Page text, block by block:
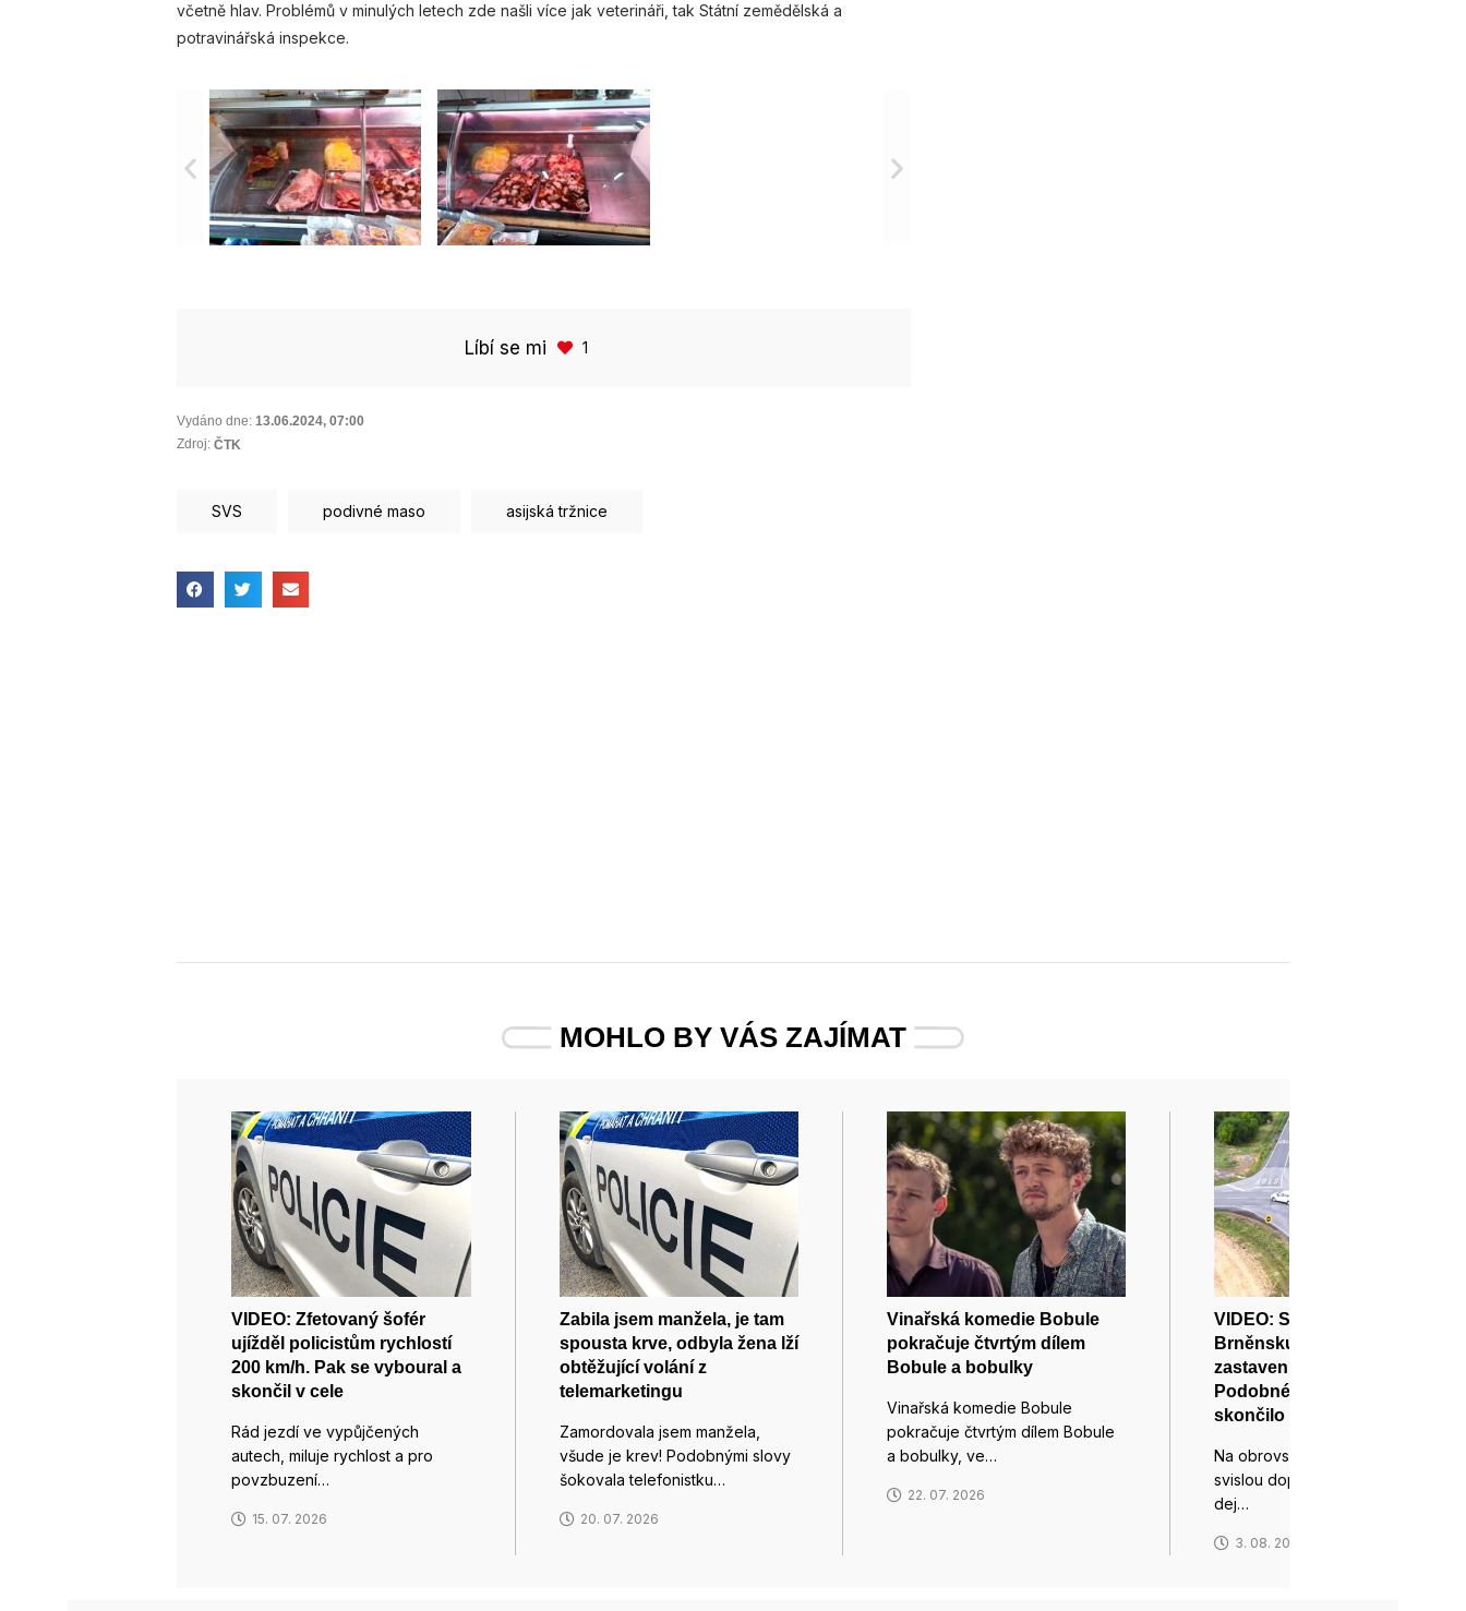
včetně hlav. Problémů v minulých letech zde našli více jak veterináři, tak Státní zemědělská a
potravinářská inspekce.
Líbí se mi 1
Vydáno dne: 13.06.2024, 07:00
Zdroj: ČTK
SVS podivné maso asijská tržnice
MOHLO BY VÁS ZAJÍMAT
VIDEO: Zfetovaný šofér
ujížděl policistům rychlostí
200 km/h. Pak se vyboural a
skončil v cele
Rád jezdí ve vypůjčených
autech, miluje rychlost a pro
povzbuzení…
15. 07. 2026
Zabila jsem manžela, je tam
spousta krve, odbyla žena lží
obtěžující volání z
telemarketingu
Zamordovala jsem manžela,
všude je krev! Podobnými slovy
šokovala telefonistku…
20. 07. 2026
Vinařská komedie Bobule
pokračuje čtvrtým dílem
Bobule a bobulky
Vinařská komedie Bobule
pokračuje čtvrtým dílem Bobule
a bobulky, ve…
22. 07. 2026
VIDEO: STOPku na
Brněnsku projeli bez
zastavení cyklisté i řidiči aut.
Podobné nedání přednosti
skončilo tragédií
Na obrovský nápis STOP a
svislou dopravní značku Stůj,
dej…
3. 08. 2026